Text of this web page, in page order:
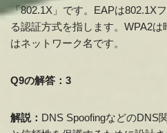
「802.1X」です。EAPは802.1X
る認証方式を指します。WPA2
はネットワーク名です。
Q9の解答：3
解説： DNS SpoofingなどのDNS